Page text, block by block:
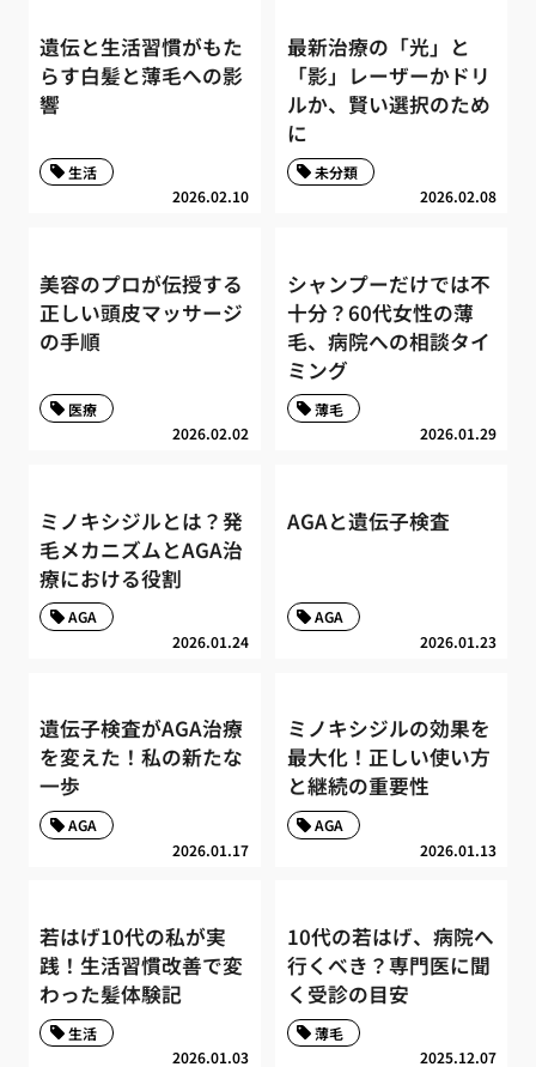
遺伝と生活習慣がもた
らす白髪と薄毛への影
響
2026.02.10
生活
最新治療の「光」と
「影」レーザーかドリ
ルか、賢い選択のため
に
2026.02.08
未分類
美容のプロが伝授する
正しい頭皮マッサージ
の手順
2026.02.02
医療
シャンプーだけでは不
十分？60代女性の薄
毛、病院への相談タイ
ミング
2026.01.29
薄毛
ミノキシジルとは？発
毛メカニズムとAGA治
療における役割
2026.01.24
AGA
AGAと遺伝子検査
2026.01.23
AGA
遺伝子検査がAGA治療
を変えた！私の新たな
一歩
2026.01.17
AGA
ミノキシジルの効果を
最大化！正しい使い方
と継続の重要性
2026.01.13
AGA
若はげ10代の私が実
践！生活習慣改善で変
わった髪体験記
2026.01.03
生活
10代の若はげ、病院へ
行くべき？専門医に聞
く受診の目安
2025.12.07
薄毛